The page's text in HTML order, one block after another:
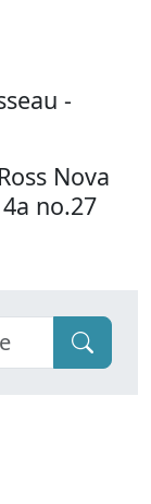
-
Nova
no.27